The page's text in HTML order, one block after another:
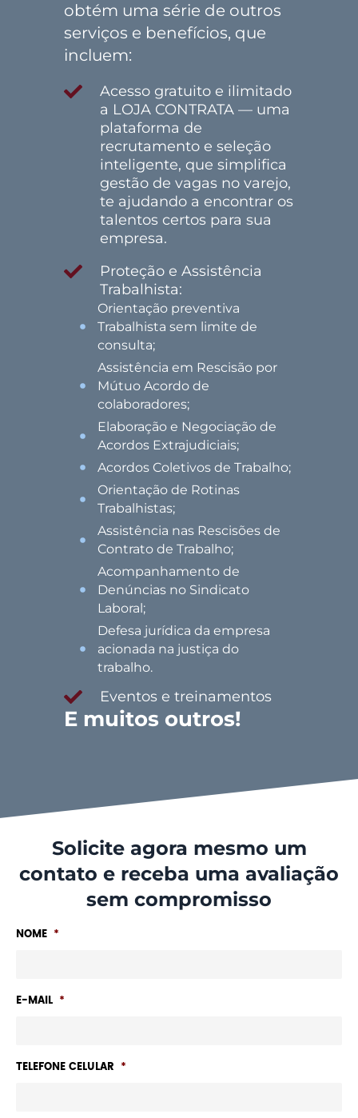
obtém uma série de outros
serviços e benefícios, que
incluem:
Acesso gratuito e ilimitado
a LOJA CONTRATA — uma
plataforma de
recrutamento e seleção
inteligente, que simplifica
gestão de vagas no varejo,
te ajudando a encontrar os
talentos certos para sua
empresa.
Proteção e Assistência
Trabalhista:
Orientação preventiva
Trabalhista sem limite de
consulta;
Assistência em Rescisão por
Mútuo Acordo de
colaboradores;
Elaboração e Negociação de
Acordos Extrajudiciais;
Acordos Coletivos de Trabalho;
Orientação de Rotinas
Trabalhistas;
Assistência nas Rescisões de
Contrato de Trabalho;
Acompanhamento de
Denúncias no Sindicato
Laboral;
Defesa jurídica da empresa
acionada na justiça do
trabalho.
Eventos e treinamentos
E muitos outros!
Solicite agora mesmo um
contato e receba uma avaliação
sem compromisso
NOME *
E-MAIL *
TELEFONE CELULAR *